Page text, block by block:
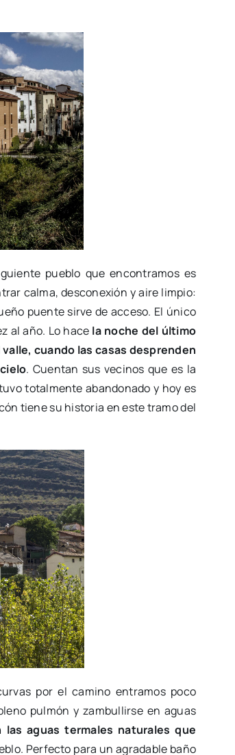
pueblo que encontramos es
calma, desconexión y aire limpio:
puente sirve de acceso. El único
al año. Lo hace la noche del último
cuando las casas desprenden
. Cuentan sus vecinos que es la
totalmente abandonado y hoy es
tiene su historia en este tramo del
por el camino entramos poco
pulmón y zambullirse en aguas
aguas termales naturales que
Perfecto para un agradable baño